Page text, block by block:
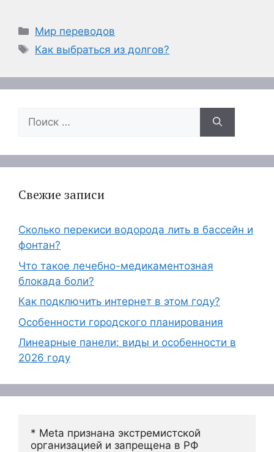
Рубрики
Мир переводов
Метки
Как выбраться из долгов?
Поиск:
Свежие записи
Сколько перекиси водорода лить в бассейн и
фонтан?
Что такое лечебно-медикаментозная
блокада боли?
Как подключить интернет в этом году?
Особенности городского планирования
Линеарные панели: виды и особенности в
2026 году
* Meta признана экстремистской
организацией и запрещена в РФ